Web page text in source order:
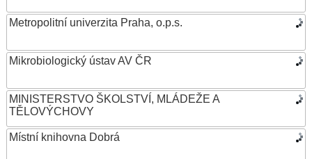
Metropolitní univerzita Praha, o.p.s.
Mikrobiologický ústav AV ČR
MINISTERSTVO ŠKOLSTVÍ, MLÁDEŽE A
TĚLOVÝCHOVY
Místní knihovna Dobrá